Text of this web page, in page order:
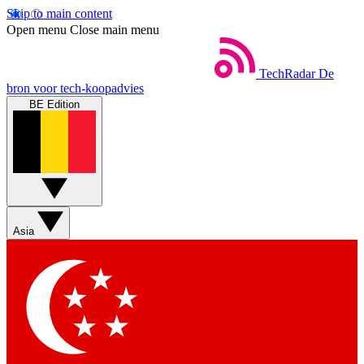
Skip to main content
Open menu Close main menu
TechRadar De
bron voor tech-koopadvies
BE Edition
Asia